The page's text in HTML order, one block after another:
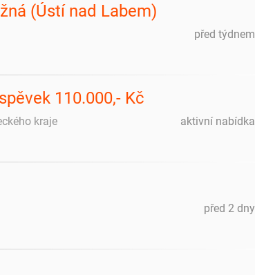
(Ústí nad Labem)
před týdnem
110.000,- Kč
aktivní nabídka
kraje
před 2 dny